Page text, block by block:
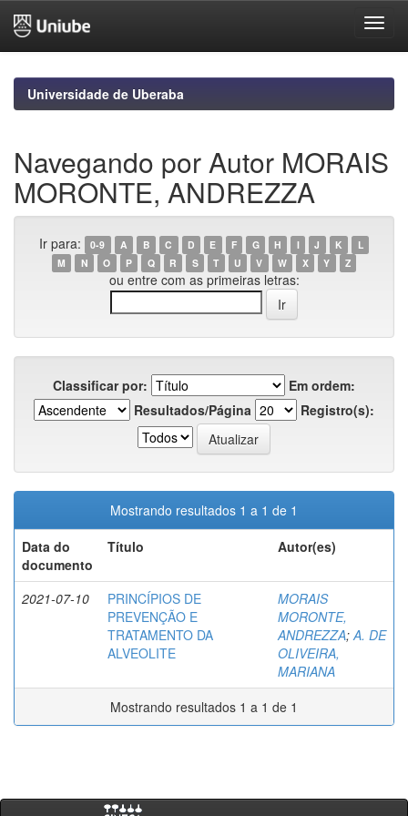
navigationUniversidade de Uberaba
Navegando por Autor MORAIS
MORONTE, ANDREZZA
Ir para: 0-9 A B C D E F G H I J K
L
M
N O P Q R S T U V W X Y Z
ou entre com as primeiras letras:
Classificar por:
Em ordem:
Resultados/Página
Registro(s):
Mostrando resultados 1 a 1 de 1
Data do
documento
Título Autor(es)
2021-07-10
PRINCÍPIOS DE
PREVENÇÃO E
TRATAMENTO DA
ALVEOLITE
MORAIS
MORONTE,
ANDREZZA;A. DE
OLIVEIRA,
MARIANA
Mostrando resultados 1 a 1 de 1